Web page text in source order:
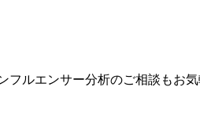
ルエンサー分析のご相談もお気